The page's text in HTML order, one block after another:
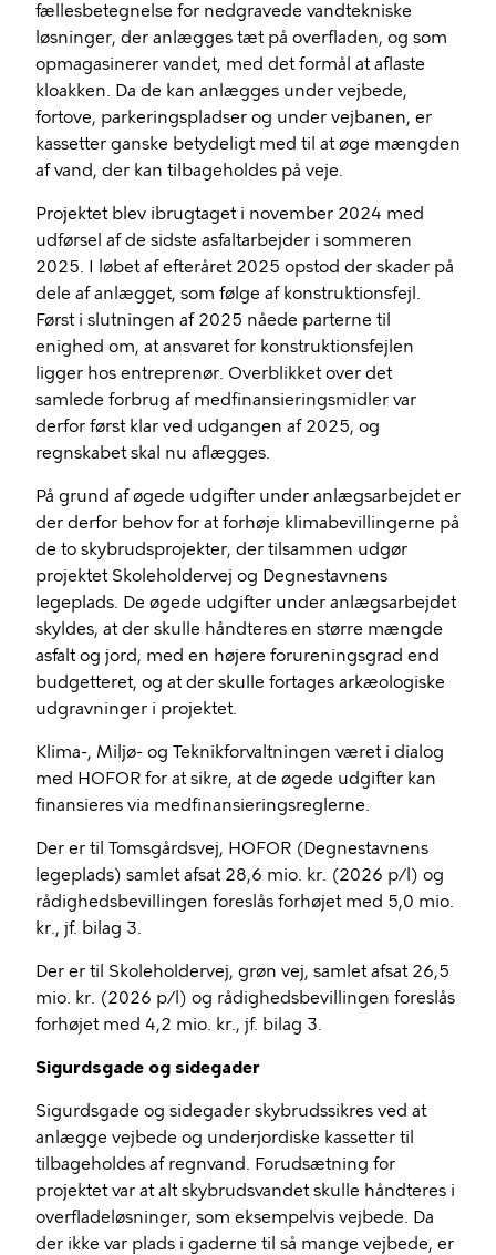
fællesbetegnelse for nedgravede vandtekniske
løsninger, der anlægges tæt på overfladen, og som
opmagasinerer vandet, med det formål at aflaste
kloakken. Da de kan anlægges under vejbede,
fortove, parkeringspladser og under vejbanen, er
kassetter ganske betydeligt med til at øge mængden
af vand, der kan tilbageholdes på veje.
Projektet blev ibrugtaget i november 2024 med
udførsel af de sidste asfaltarbejder i sommeren
2025. I løbet af efteråret 2025 opstod der skader på
dele af anlægget, som følge af konstruktionsfejl.
Først i slutningen af 2025 nåede parterne til
enighed om, at ansvaret for konstruktionsfejlen
ligger hos entreprenør. Overblikket over det
samlede forbrug af medfinansieringsmidler var
derfor først klar ved udgangen af 2025, og
regnskabet skal nu aflægges.
På grund af øgede udgifter under anlægsarbejdet er
der derfor behov for at forhøje klimabevillingerne på
de to skybrudsprojekter, der tilsammen udgør
projektet Skoleholdervej og Degnestavnens
legeplads. De øgede udgifter under anlægsarbejdet
skyldes, at der skulle håndteres en større mængde
asfalt og jord, med en højere forureningsgrad end
budgetteret, og at der skulle fortages arkæologiske
udgravninger i projektet.
Klima-, Miljø- og Teknikforvaltningen været i dialog
med HOFOR for at sikre, at de øgede udgifter kan
finansieres via medfinansieringsreglerne.
Der er til Tomsgårdsvej, HOFOR (Degnestavnens
legeplads) samlet afsat 28,6 mio. kr. (2026 p/l) og
rådighedsbevillingen foreslås forhøjet med 5,0 mio.
kr., jf. bilag 3.
Der er til Skoleholdervej, grøn vej, samlet afsat 26,5
mio. kr. (2026 p/l) og rådighedsbevillingen foreslås
forhøjet med 4,2 mio. kr., jf. bilag 3.
Sigurdsgade og sidegader
Sigurdsgade og sidegader skybrudssikres ved at
anlægge vejbede og underjordiske kassetter til
tilbageholdes af regnvand. Forudsætning for
projektet var at alt skybrudsvandet skulle håndteres i
overfladeløsninger, som eksempelvis vejbede. Da
der ikke var plads i gaderne til så mange vejbede, er